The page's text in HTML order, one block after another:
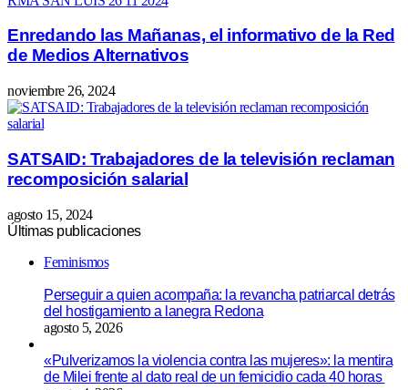
Enredando las Mañanas, el informativo de la Red
de Medios Alternativos
noviembre 26, 2024
SATSAID: Trabajadores de la televisión reclaman
recomposición salarial
agosto 15, 2024
Últimas publicaciones
Feminismos
Perseguir a quien acompaña: la revancha patriarcal detrás
del hostigamiento a lanegra Redona
agosto 5, 2026
«Pulverizamos la violencia contra las mujeres»: la mentira
de Milei frente al dato real de un femicidio cada 40 horas